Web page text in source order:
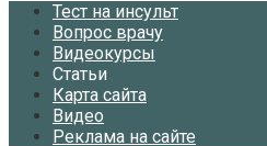
Тест на инсульт
Вопрос врачу
Видеокурсы
Статьи
Карта сайта
Видео
Реклама на сайте